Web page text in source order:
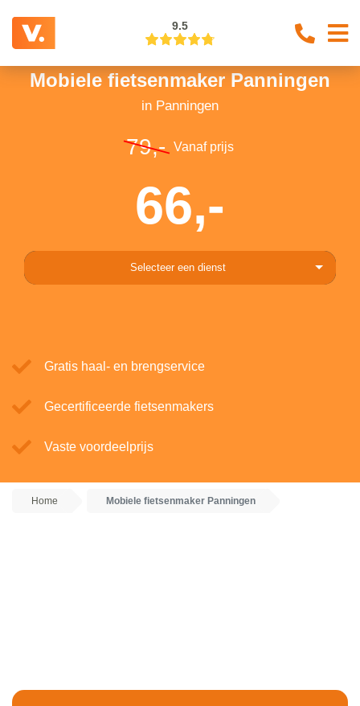
9.5
Mobiele fietsenmaker Panningen
in Panningen
79,- Vanaf prijs
66,-
Selecteer een dienst
Gratis haal- en brengservice
Gecertificeerde fietsenmakers
Vaste voordeelprijs
Home Mobiele fietsenmaker Panningen